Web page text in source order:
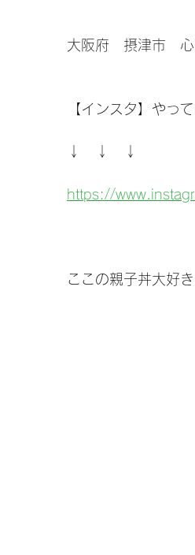
大阪府　摂津市　
【インスタ】やっ
↓　↓　↓
https://
ここの親子丼大好